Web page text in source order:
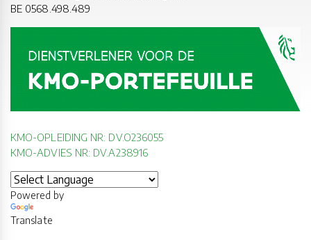
BE 0568.498.489
KMO-OPLEIDING NR: DV.O236055
KMO-ADVIES NR: DV.A238916
Powered by
Translate